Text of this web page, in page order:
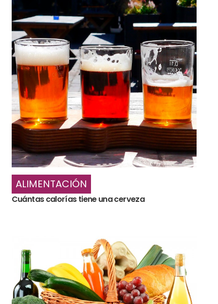
ALIMENTACIÓN
Cuántas calorías tiene una cerveza